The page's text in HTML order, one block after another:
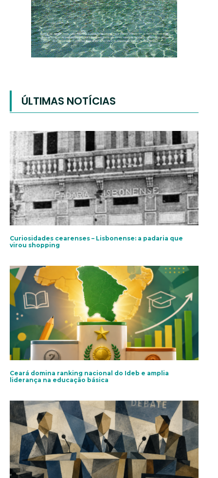
ÚLTIMAS NOTÍCIAS
Curiosidades cearenses – Lisbonense: a padaria que
virou shopping
Ceará domina ranking nacional do Ideb e amplia
liderança na educação básica